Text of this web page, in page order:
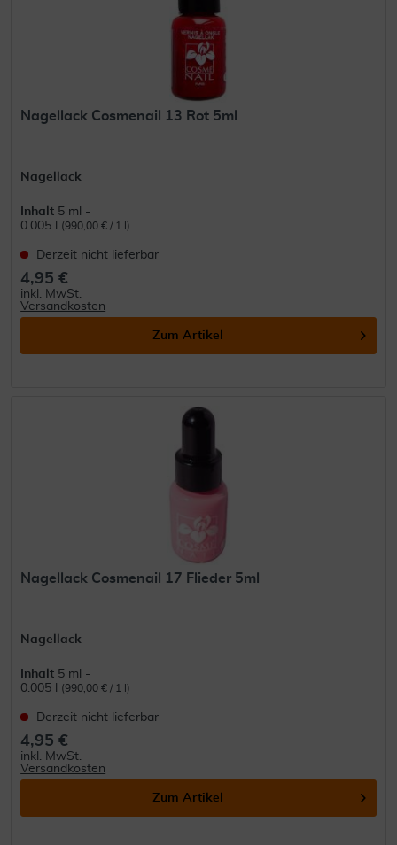
Nagellack Cosmenail 13 Rot 5ml
Nagellack
Inhalt 5 ml -
0.005 l
(990,00 € / 1 l)
Derzeit nicht lieferbar
4,95 €
inkl. MwSt.
Versandkosten
Zum Artikel
Nagellack Cosmenail 17 Flieder 5ml
Nagellack
Inhalt 5 ml -
0.005 l
(990,00 € / 1 l)
Derzeit nicht lieferbar
4,95 €
inkl. MwSt.
Versandkosten
Zum Artikel